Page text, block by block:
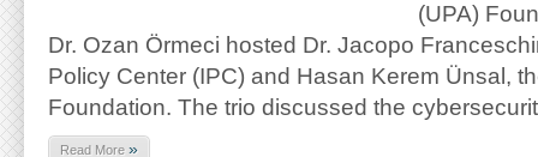
(UPA)
Dr. Ozan Örmeci hosted Dr. Jacopo
Policy Center (IPC) and Hasan Kerem Ünsal,
Foundation. The trio discussed the
Read More »